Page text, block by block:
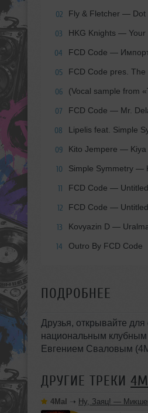
02 Fly & Fletcher — Dot
03 HKG Knights — Your
04 FCD Code —
05 FCD Code pres. The
06 (Vocal sample from
07 FCD Code — Mr.
08 Lipelis feat. Simple
09 Kito Jempere — Kiya
10 Simple Symmetry —
11 FCD Code —
12 FCD Code —
13 Kovyazin D —
14 Outro By FCD Code
ПОДРОБНЕЕ
Друзья, открывайте
национальным клубным
Евгением Сваловым
ДРУГИЕ ТРЕКИ
4Mal ➝ Ну, Заяц! — Микшер Русской